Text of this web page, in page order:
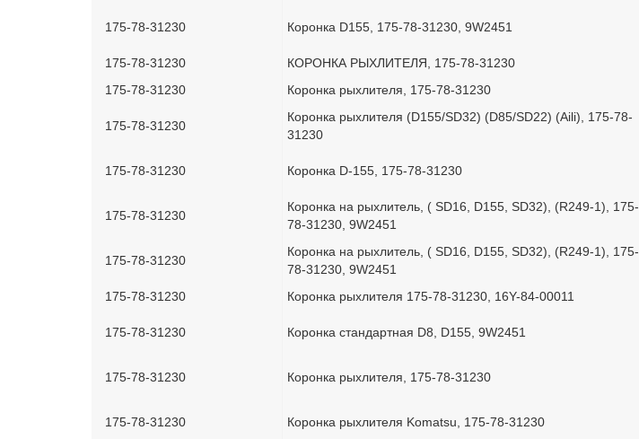
175-78-31230 Коронка D155, 175-78-31230, 9W2451
175-78-31230 КОРОНКА РЫХЛИТЕЛЯ, 175-78-31230
175-78-31230
Коронка рыхлителя, 175-78-31230
175-78-31230
Коронка рыхлителя (D155/SD32) (D85/SD22) (Aili), 175-78-
31230
175-78-31230 Коронка D-155, 175-78-31230
175-78-31230
Коронка на рыхлитель, ( SD16, D155, SD32), (R249-1), 175-
78-31230, 9W2451
175-78-31230
Коронка на рыхлитель, ( SD16, D155, SD32), (R249-1), 175-
78-31230, 9W2451
175-78-31230 Коронка рыхлителя 175-78-31230, 16Y-84-00011
175-78-31230 Коронка стандартная D8, D155, 9W2451
175-78-31230 Коронка рыхлителя, 175-78-31230
175-78-31230 Коронка рыхлителя Komatsu, 175-78-31230